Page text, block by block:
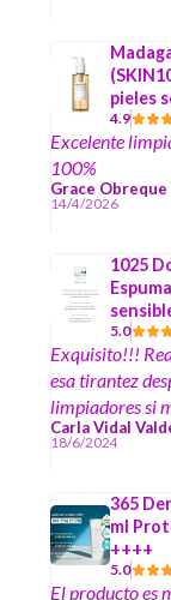
pieles
4.9
Excelente
100%
Grace Obreque
14/4/2026
1025
5.0
Exquisito!!!
esa tirantez
limpiadores si
Carla Vidal
18/6/2024
365
ml
++++
5.0
El producto es